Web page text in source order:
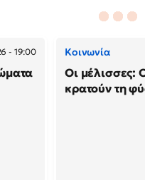
- 19:00 Κοινωνία
Οι μέλισσες:
κρατούν τη